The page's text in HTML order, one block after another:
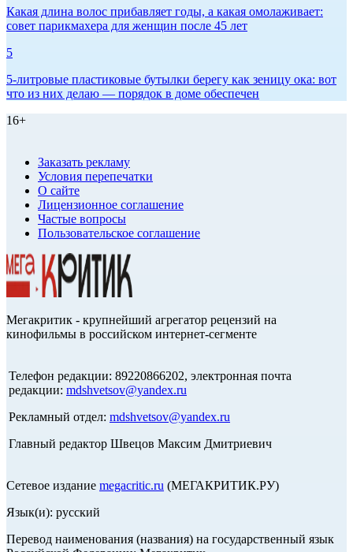
Какая длина волос прибавляет годы, а какая омолаживает:
совет парикмахера для женщин после 45 лет
5
5-литровые пластиковые бутылки берегу как зеницу ока: вот
что из них делаю — порядок в доме обеспечен
16+
Заказать рекламу
Условия перепечатки
О сайте
Лицензионное соглашение
Частые вопросы
Пользовательское соглашение
Мегакритик - крупнейший агрегатор рецензий на
кинофильмы в российском интернет-сегменте
Телефон редакции: 89220866202, электронная почта
редакции: mdshvetsov@yandex.ru
Рекламный отдел: mdshvetsov@yandex.ru
Главный редактор Швецов Максим Дмитриевич
Сетевое издание megacritic.ru (МЕГАКРИТИК.РУ)
Язык(и): русский
Перевод наименования (названия) на государственный язык